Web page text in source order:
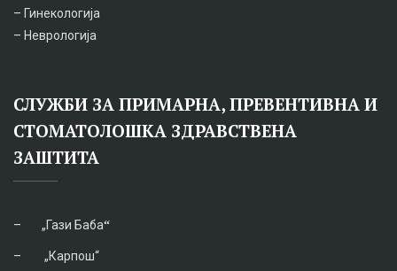
– Гинекологија
– Неврологија
СЛУЖБИ ЗА ПРИМАРНА, ПРЕВЕНТИВНА И
СТОМАТОЛОШКА ЗДРАВСТВЕНА
ЗАШТИТА
– „Гази Баба“
– „Карпош“